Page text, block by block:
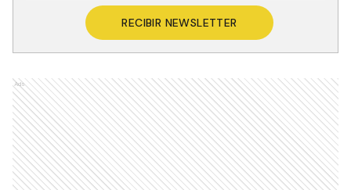
RECIBIR NEWSLETTER
Ads